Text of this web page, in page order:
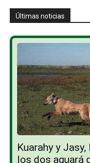
Últimas noticias
Kuarahy y
los dos aguará